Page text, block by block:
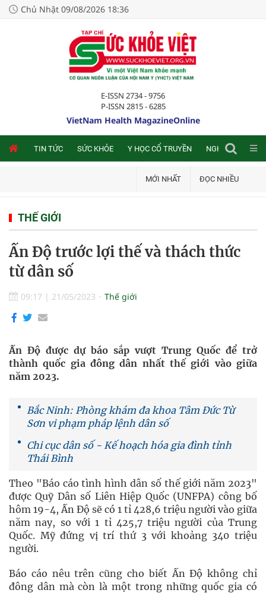
Chủ Nhật 09/08/2026 18:36
E-ISSN 2734 - 9756
P-ISSN 2815 - 6285
VietNam Health MagazineOnline
TIN TỨC SỨC KHỎE Y HỌC CỔ TRUYỀN NGHIÊN CỨU
MỚI NHẤT ĐỌC NHIỀU
THẾ GIỚI
Ấn Độ trước lợi thế và thách thức
từ dân số
09:17 | 21/05/2023 Thế giới
Ấn Độ được dự báo sắp vượt Trung Quốc để trở
thành quốc gia đông dân nhất thế giới vào giữa
năm 2023.
Bắc Ninh: Phòng khám đa khoa Tâm Đức Từ
Sơn vi phạm pháp lệnh dân số
Chi cục dân số - Kế hoạch hóa gia đình tỉnh
Thái Bình
Theo "Báo cáo tình hình dân số thế giới năm 2023"
được Quỹ Dân số Liên Hiệp Quốc (UNFPA) công bố
hôm 19-4, Ấn Độ sẽ có 1 tỉ 428,6 triệu người vào giữa
năm nay, so với 1 tỉ 425,7 triệu người của Trung
Quốc. Mỹ đứng vị trí thứ 3 với khoảng 340 triệu
người.
Báo cáo nêu trên cũng cho biết Ấn Độ không chỉ
đông dân mà còn là một trong những quốc gia có